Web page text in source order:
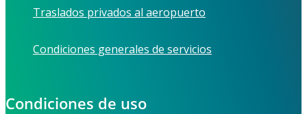
Traslados privados al aeropuerto
Condiciones generales de servicios
Condiciones de uso